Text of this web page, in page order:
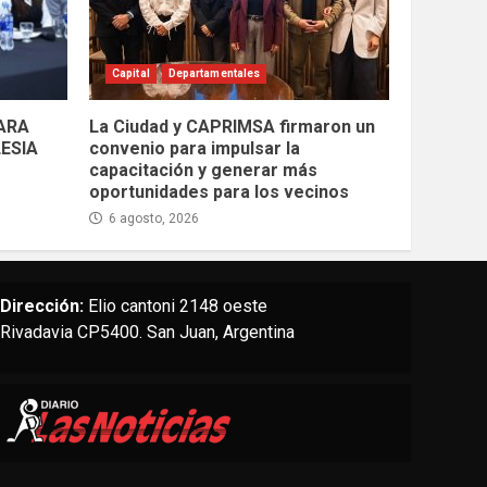
Capital Departamentales
La Ciudad y CAPRIMSA firmaron un
convenio para impulsar la
capacitación y generar más
oportunidades para los vecinos
6 agosto, 2026
Dirección:Elio cantoni 2148 oeste
Rivadavia CP5400. San Juan, Argentina